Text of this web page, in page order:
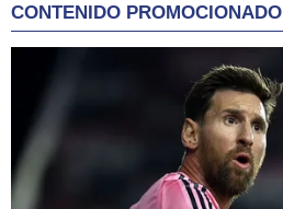
CONTENIDO PROMOCIONADO